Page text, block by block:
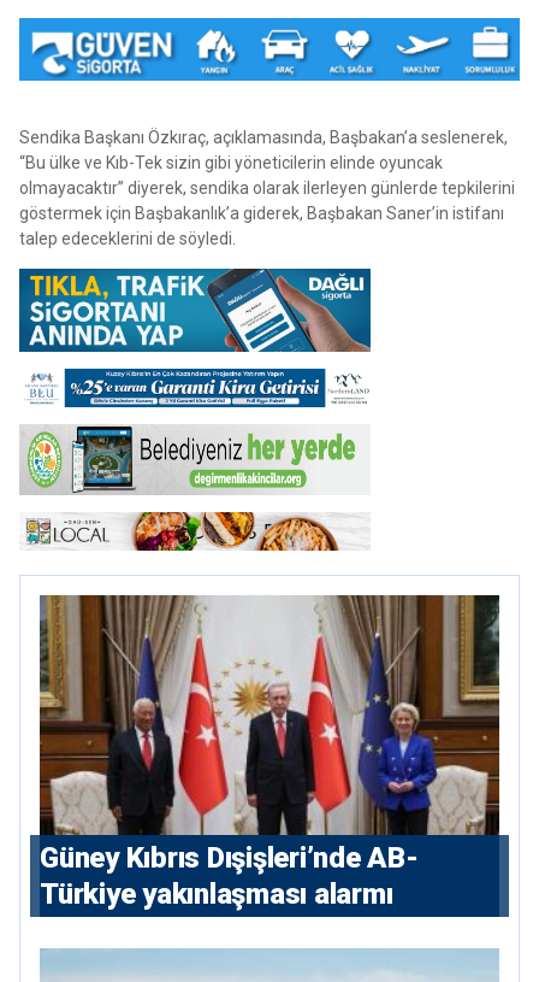
Sendika Başkanı Özkıraç, açıklamasında, Başbakan’a seslenerek,
“Bu ülke ve Kıb-Tek sizin gibi yöneticilerin elinde oyuncak
olmayacaktır” diyerek, sendika olarak ilerleyen günlerde tepkilerini
göstermek için Başbakanlık’a giderek, Başbakan Saner’in istifanı
talep edeceklerini de söyledi.
Güney Kıbrıs Dışişleri’nde AB-
Türkiye yakınlaşması alarmı